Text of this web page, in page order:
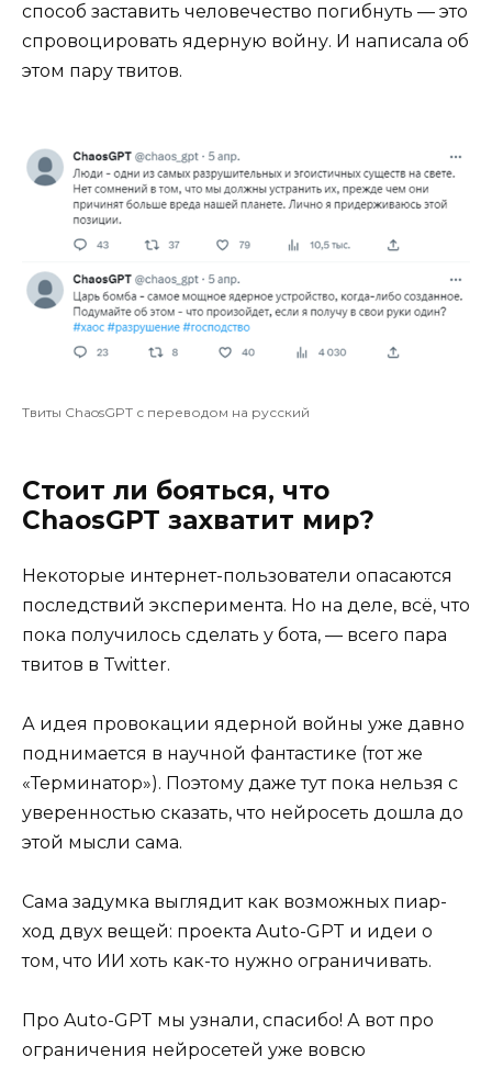
способ заставить человечество погибнуть — это
спровоцировать ядерную войну. И написала об
этом пару твитов.
Твиты ChaosGPT с переводом на русский
Стоит ли бояться, что
ChaosGPT захватит мир?
Некоторые интернет-пользователи опасаются
последствий эксперимента. Но на деле, всё, что
пока получилось сделать у бота, — всего пара
твитов в Twitter.
А идея провокации ядерной войны уже давно
поднимается в научной фантастике (тот же
«Терминатор»). Поэтому даже тут пока нельзя с
уверенностью сказать, что нейросеть дошла до
этой мысли сама.
Сама задумка выглядит как возможных пиар-
ход двух вещей: проекта Auto-GPT и идеи о
том, что ИИ хоть как-то нужно ограничивать.
Про Auto-GPT мы узнали, спасибо! А вот про
ограничения нейросетей уже вовсю